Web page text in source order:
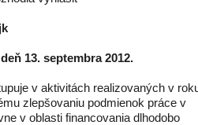
13. septembra 2012.
v aktivitách realizovaných v
zlepšovaniu podmienok práce v
v oblasti financovania dlhodobo